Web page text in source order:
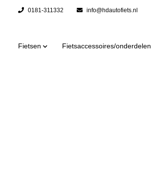
0181-311332 info@hdautofiets.nl
Fietsen Fietsaccessoires/onderdelen